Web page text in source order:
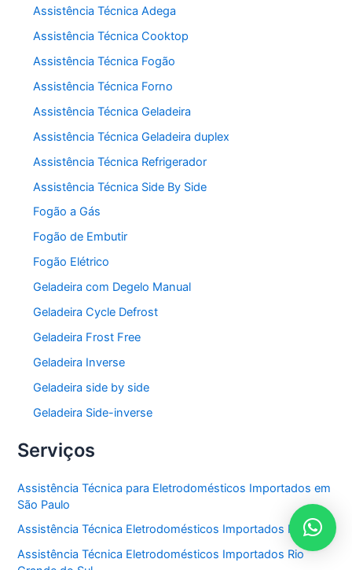
Assistência Técnica Adega
Assistência Técnica Cooktop
Assistência Técnica Fogão
Assistência Técnica Forno
Assistência Técnica Geladeira
Assistência Técnica Geladeira duplex
Assistência Técnica Refrigerador
Assistência Técnica Side By Side
Fogão a Gás
Fogão de Embutir
Fogão Elétrico
Geladeira com Degelo Manual
Geladeira Cycle Defrost
Geladeira Frost Free
Geladeira Inverse
Geladeira side by side
Geladeira Side-inverse
Serviços
Assistência Técnica para Eletrodomésticos Importados em
São Paulo
Assistência Técnica Eletrodomésticos Importados Paraná
Assistência Técnica Eletrodomésticos Importados Rio